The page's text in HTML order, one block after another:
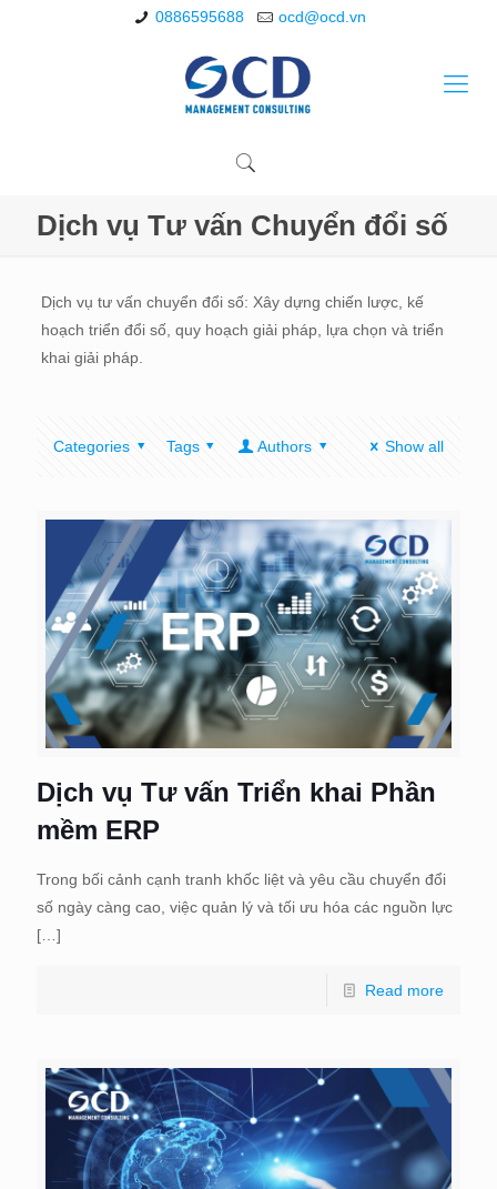
0886595688 ocd@ocd.vn
Dịch vụ Tư vấn Chuyển đổi số
Dịch vụ tư vấn chuyển đổi số: Xây dựng chiến lược, kế
hoạch triển đổi số, quy hoạch giải pháp, lựa chọn và triển
khai giải pháp.
Categories Tags Authors Show all
Dịch vụ Tư vấn Triển khai Phần
mềm ERP
Trong bối cảnh cạnh tranh khốc liệt và yêu cầu chuyển đổi
số ngày càng cao, việc quản lý và tối ưu hóa các nguồn lực
[…]
Read more